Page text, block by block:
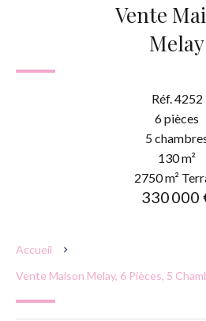
Vente
Melay
Réf. 4252
6 pièces
5
130 m²
2750 m²
330 000
Accueil
Vente Maison Melay, 6 Pièces, 5